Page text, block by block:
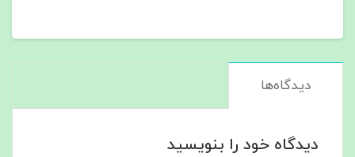
دیدگاه‌ها
دیدگاه خود را بنویسید